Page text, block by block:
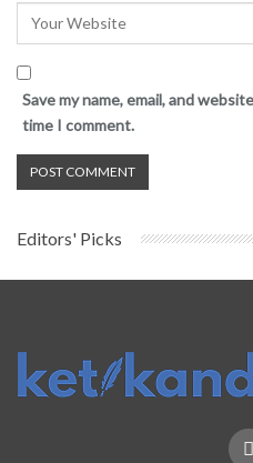
Save my name, email, and
time I comment.
Editors' Picks